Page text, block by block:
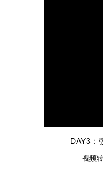
DAY3：
视频